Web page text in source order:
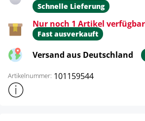
Schnelle Lieferung
Nur noch 1 Artikel verfügbar
Fast ausverkauft
Versand aus Deutschland
Artikelnummer: 101159544
Weitere Produktinformationen anzeigen